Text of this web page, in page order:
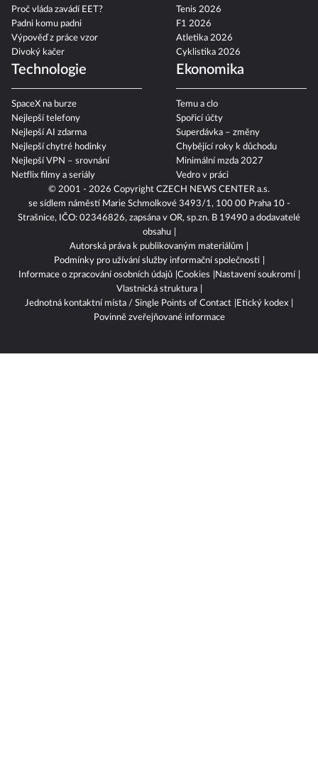
© 2001 - 2026 Copyright CZECH NEWS CENTER a.s.
se sídlem náměstí Marie Schmolkové 3493/1, 100 00 Praha 10 -
Strašnice, IČO: 02346826, zapsána v OR, sp.zn. B 19490 a dodavatelé
obsahu
Autorská práva k publikovaným materiálům
Podmínky pro užívání služby informační společnosti
Informace o zpracování osobních údajů Cookies
Nastavení soukromí
Vlastnická struktura
Jednotná kontaktní místa / Single Points of Contact
Etický kodex
Povinně zveřejňované informace
Proč vláda zavádí EET?
Padni komu padni
Výpověď z práce vzor
Divoký kačer
Tenis 2026
F1 2026
Atletika 2026
Cyklistika 2026
Technologie
SpaceX na burze
Nejlepší telefony
Nejlepší AI zdarma
Nejlepší chytré hodinky
Nejlepší VPN – srovnání
Netflix filmy a seriály
Ekonomika
Temu a clo
Spořicí účty
Superdávka – změny
Chybějící roky k důchodu
Minimální mzda 2027
Vedro v práci